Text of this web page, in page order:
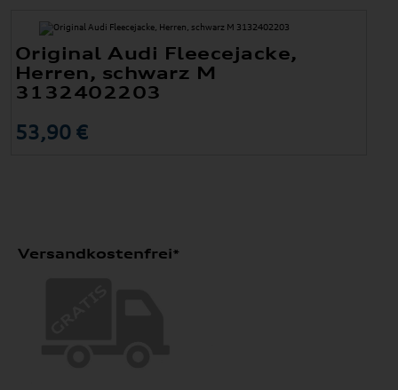
Original Audi Fleecejacke,
Herren, schwarz M
3132402203
53,90 €
Versandkostenfrei*